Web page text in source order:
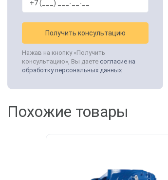
Получить консультацию
Нажав на кнопку «Получить
консультацию», Вы даете согласие на
обработку персональных данных
Похожие товары